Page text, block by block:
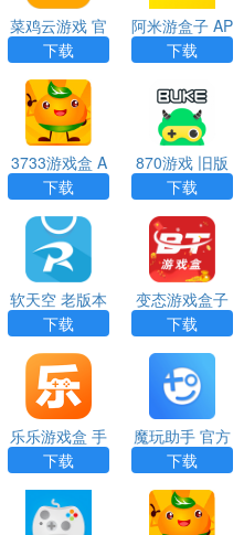
菜鸡云游戏 官
网版 APP
下载
阿米游盒子 AP
P
下载
3733游戏盒 A
PP
下载
870游戏 旧版
下载
软天空 老版本
APP
下载
变态游戏盒子
APP
下载
乐乐游戏盒 手
机版 APP
下载
魔玩助手 官方
正版 APP
下载